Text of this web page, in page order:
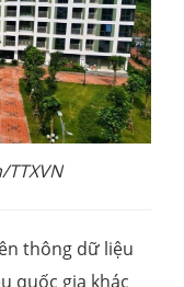
thông dữ liệu
quốc gia khác